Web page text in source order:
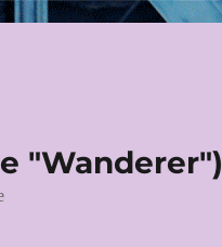
"Wanderer")